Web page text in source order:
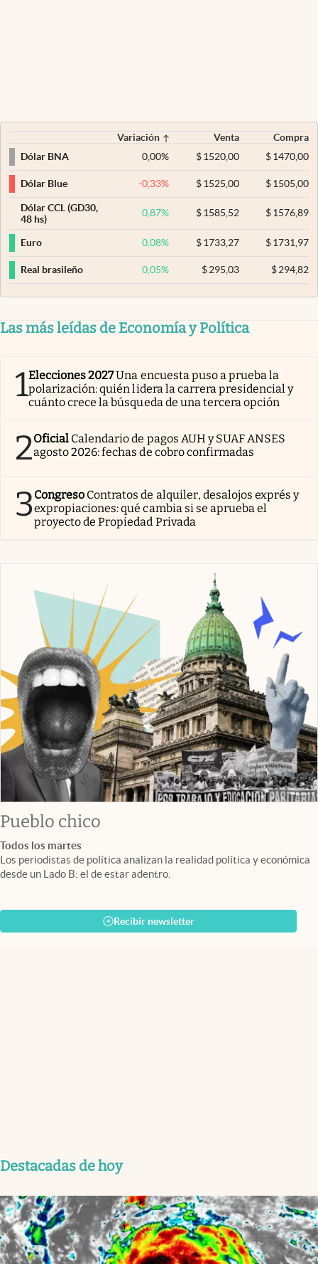
Variación Venta
Compra
Dólar BNA
0,00% $ 1520,00 $1470,00
Dólar Blue -0,33% $ 1525,00 $1505,00
Dólar CCL (GD30,
48 hs)
0,87% $ 1585,52 $1576,89
Euro 0,08% $ 1733,27 $1731,97
Real brasileño 0,05% $ 295,03 $294,82
Las más leídas de Economía y Política
1Elecciones 2027Una encuesta puso a prueba la
polarización: quién lidera la carrera presidencial y
cuánto crece la búsqueda de una tercera opción
2Oficial Calendario de pagos AUH y SUAF ANSES
agosto 2026: fechas de cobro confirmadas
3Congreso Contratos de alquiler, desalojos exprés y
expropiaciones: qué cambia si se aprueba el
proyecto de Propiedad Privada
Pueblo chico
Todos los martes
Los periodistas de política analizan la realidad política y económica
desde un Lado B: el de estar adentro.
Recibir newsletter
Destacadas de hoy